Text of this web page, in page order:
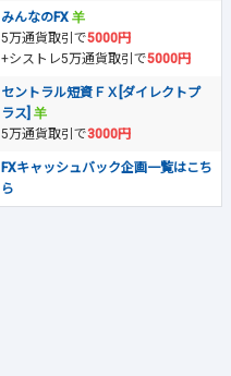
みんなのFX
5万通貨取引で5000円
+シストレ5万通貨取引で5000円
セントラル短資ＦＸ[ダイレクトプ
ラス]
5万通貨取引で3000円
FXキャッシュバック企画一覧はこち
ら